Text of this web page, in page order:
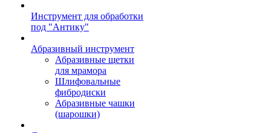
Инструмент для обработки
под "Антику"
Абразивный инструмент
Абразивные щетки
для мрамора
Шлифовальные
фибродиски
Абразивные чашки
(шарошки)